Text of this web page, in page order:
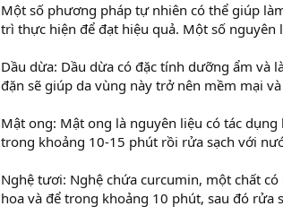
Một số phương pháp tự nhiên có thể giúp
trì thực hiện để đạt hiệu quả. Một số
Dầu dừa: Dầu dừa có đặc tính dưỡng ẩm và
đặn sẽ giúp da vùng này trở nên mềm mại
Mật ong: Mật ong là nguyên liệu có tác
trong khoảng 10-15 phút rồi rửa sạch với
Nghệ tươi: Nghệ chứa curcumin, một chất
hoa và để trong khoảng 10 phút, sau đó rửa